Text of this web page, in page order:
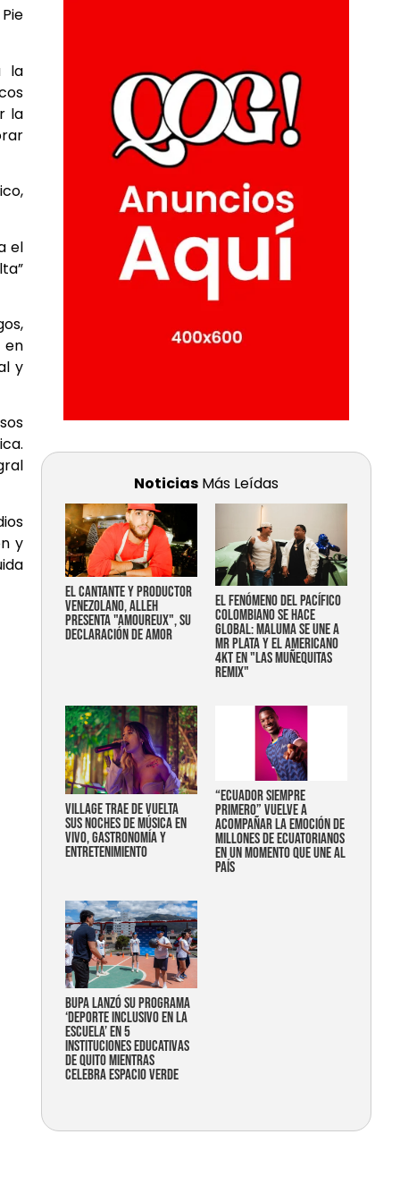
la
la
el
en
y
y
Noticias Más Leídas
EL CANTANTE Y PRODUCTOR
VENEZOLANO, ALLEH
PRESENTA "AMOUREUX", SU
DECLARACIÓN DE AMOR
EL FENÓMENO DEL PACÍFICO
COLOMBIANO SE HACE
GLOBAL: MALUMA SE UNE A
MR PLATA Y EL AMERICANO
4KT EN "LAS MUÑEQUITAS
REMIX"
Village trae de vuelta
sus noches de música en
vivo, gastronomía y
entretenimiento
“Ecuador siempre
primero” vuelve a
acompañar la emoción de
millones de ecuatorianos
en un momento que une al
país
Bupa lanzó su programa
‘Deporte Inclusivo en la
Escuela’ en 5
instituciones educativas
de Quito mientras
celebra espacio verde